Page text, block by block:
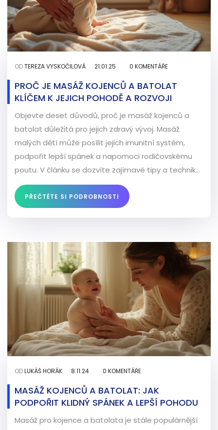
ODTEREZA VYSKOČILOVÁ 21.01.25 0 KOMENTÁŘE
PROČ JE MASÁŽ KOJENCŮ A BATOLAT
KLÍČEM K JEJICH POHODĚ A ROZVOJI
Objevte deset důvodů, proč je masáž kojenců a
batolat důležitá pro jejich zdravý vývoj. Masáž
malých dětí může posílit jejich imunitní systém,
podpořit lepší spánek a napomoci rodičovskému
poutu. V článku se dozvíte zajímavé tipy a techniky,
jak začít s masáží, a jak taková praxe může ovlivnit
pohodu vašeho dítěte. Podpora dotyků může být
příjemným zážitkem jak pro dítě, tak pro rodiče.
PŘEČTĚTE SI PODROBNOSTI
ODLUKÁŠ HORÁK 8.11.24 0 KOMENTÁŘE
MASÁŽ KOJENCŮ A BATOLAT: JAK
PODPOŘIT KLIDNÝ SPÁNEK A LEPŠÍ POHODU
Masáž pro kojence a batolata je stále populárnější